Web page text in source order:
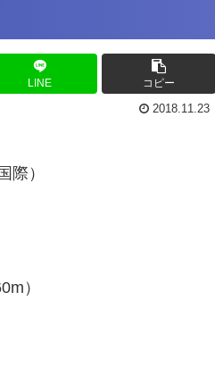
LINE コピー
2018.11.23
際）
）